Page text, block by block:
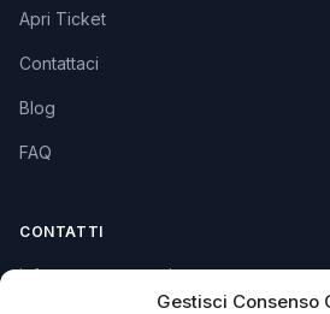
Gestisci Consenso
Apri Ticket
Contattaci
Blog
FAQ
CONTATTI
info@soccorsowp.it